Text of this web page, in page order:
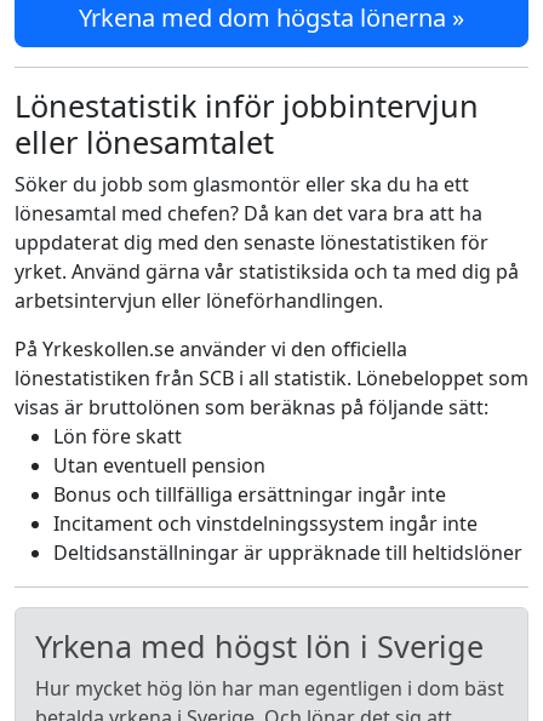
Yrkena med dom högsta lönerna »
Lönestatistik inför jobbintervjun
eller lönesamtalet
Söker du jobb som glasmontör eller ska du ha ett
lönesamtal med chefen? Då kan det vara bra att ha
uppdaterat dig med den senaste lönestatistiken för
yrket. Använd gärna vår statistiksida och ta med dig på
arbetsintervjun eller löneförhandlingen.
På Yrkeskollen.se använder vi den officiella
lönestatistiken från SCB i all statistik. Lönebeloppet som
visas är bruttolönen som beräknas på följande sätt:
Lön före skatt
Utan eventuell pension
Bonus och tillfälliga ersättningar ingår inte
Incitament och vinstdelningssystem ingår inte
Deltidsanställningar är uppräknade till heltidslöner
Yrkena med högst lön i Sverige
Hur mycket hög lön har man egentligen i dom bäst